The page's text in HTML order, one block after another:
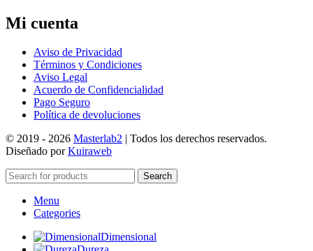
Mi cuenta
Aviso de Privacidad
Términos y Condiciones
Aviso Legal
Acuerdo de Confidencialidad
Pago Seguro
Política de devoluciones
© 2019 - 2026 Masterlab2 | Todos los derechos reservados.
Diseñado porKuiraweb
Search
Menu
Categories
Dimensional